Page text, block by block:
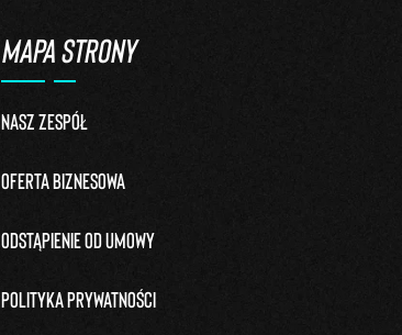
MAPA STRONY
Nasz zespół
Oferta biznesowa
Odstąpienie od umowy
Polityka prywatności